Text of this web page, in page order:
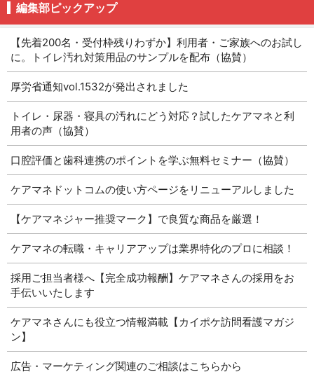
編集部ピックアップ
【先着200名・受付枠残りわずか】利用者・ご家族へのお試し
に。トイレ汚れ対策用品のサンプルを配布（協賛）
厚労省通知vol.1532が発出されました
トイレ・尿器・寝具の汚れにどう対応？試したケアマネと利
用者の声（協賛）
口腔評価と歯科連携のポイントを学ぶ無料セミナー（協賛）
ケアマネドットコムの使い方ページをリニューアルしました
【ケアマネジャー推奨マーク】で良質な商品を厳選！
ケアマネの転職・キャリアアップは業界特化のプロに相談！
採用ご担当者様へ【完全成功報酬】ケアマネさんの採用をお
手伝いいたします
ケアマネさんにも役立つ情報満載【カイポケ訪問看護マガジ
ン】
広告・マーケティング関連のご相談はこちらから